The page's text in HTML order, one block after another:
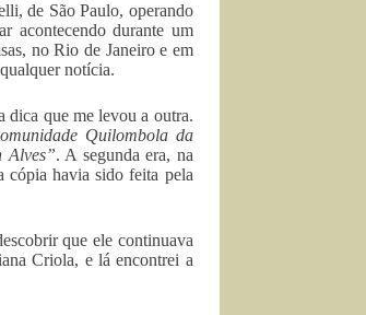
de São Paulo, operando
acontecendo durante um
no Rio de Janeiro e em
notícia.
dica que me levou a outra.
Quilombola da
Alves”. A segunda era, na
cópia havia sido feita pela
que ele continuava
Criola, e lá encontrei a